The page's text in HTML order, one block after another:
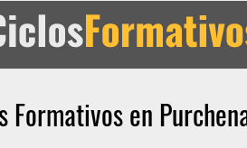
Formativos en